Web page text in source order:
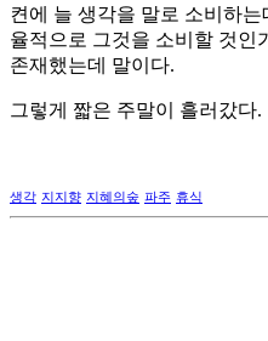
켠에 늘 생각을 말로 소비하
율적으로 그것을 소비할 것인
존재했는데 말이다.
그렇게 짧은 주말이 흘러갔다.
생각 지지향 지혜의숲 파주 휴식